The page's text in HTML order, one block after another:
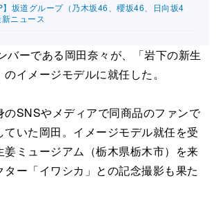
】坂道グループ（乃木坂46、櫻坂46、日向坂4
ニュース
ーである岡田奈々が、「岩下の新生
イメージモデルに就任した。
SNSやメディアで同商品のファンで
ていた岡田。イメージモデル就任を受
姜ミュージアム（栃木県栃木市）を来
ー「イワシカ」との記念撮影も果た